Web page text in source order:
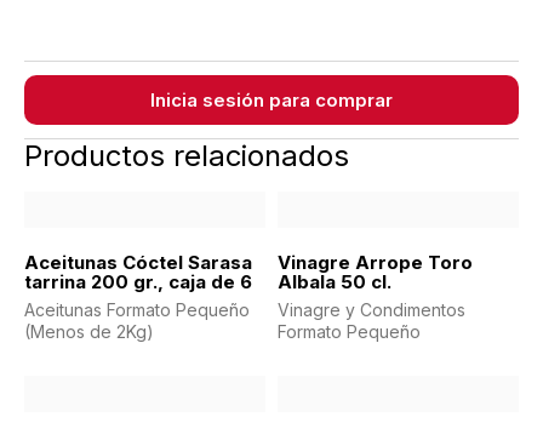
Inicia sesión para comprar
Productos relacionados
Aceitunas Cóctel Sarasa
tarrina 200 gr., caja de 6
Aceitunas Formato Pequeño
(Menos de 2Kg)
Vinagre Arrope Toro
Albala 50 cl.
Vinagre y Condimentos
Formato Pequeño